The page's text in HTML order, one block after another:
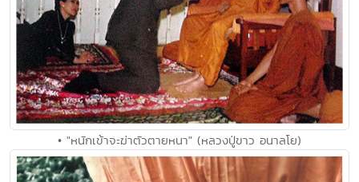
• "หนักเข้าจะฆ่าตัวตายหนา" (หลวงปู่ขาว อนาลโย)